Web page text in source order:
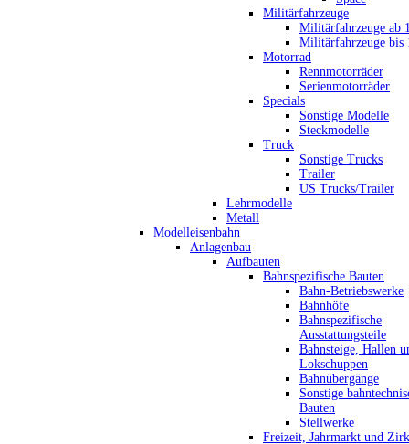
Militärfahrzeuge
Militärfahrzeuge ab
Militärfahrzeuge bis
Motorrad
Rennmotorräder
Serienmotorräder
Specials
Sonstige Modelle
Steckmodelle
Truck
Sonstige Trucks
Trailer
US Trucks/Trailer
Lehrmodelle
Metall
Modelleisenbahn
Anlagenbau
Aufbauten
Bahnspezifische Bauten
Bahn-Betriebswerke
Bahnhöfe
Bahnspezifische
Ausstattungsteile
Bahnsteige, Hallen
Lokschuppen
Bahnübergänge
Sonstige
Bauten
Stellwerke
Freizeit, Jahrmarkt und